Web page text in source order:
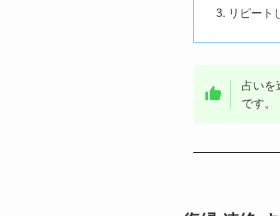
リピート
占いを
です。